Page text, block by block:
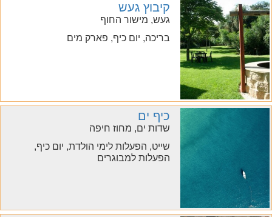
קיבוץ געש
געש, מישור החוף
בריכה, יום כיף, פארק מים
כיף ים
שדות ים, מחוז חיפה
שייט, הפעלות לימי הולדת, יום כיף,
הפעלות למבוגרים